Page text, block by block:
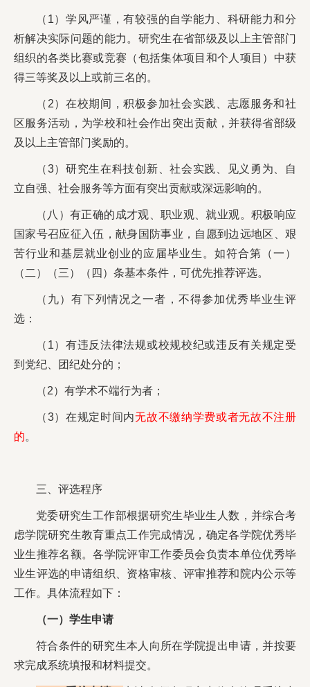
（1）学风严谨，有较强的自学能力、科研能力和分
析解决实际问题的能力。研究生在省部级及以上主管部门
组织的各类比赛或竞赛（包括集体项目和个人项目）中获
得三等奖及以上或前三名的。
（2）在校期间，积极参加社会实践、志愿服务和社
区服务活动，为学校和社会作出突出贡献，并获得省部级
及以上主管部门奖励的。
（3）研究生在科技创新、社会实践、见义勇为、自
立自强、社会服务等方面有突出贡献或深远影响的。
（八）有正确的成才观、职业观、就业观。积极响应
国家号召应征入伍，献身国防事业，自愿到边远地区、艰
苦行业和基层就业创业的应届毕业生。如符合第（一）
（二）（三）（四）条基本条件，可优先推荐评选。
（九）有下列情况之一者，不得参加优秀毕业生评
选：
（1）有违反法律法规或校规校纪或违反有关规定受
到党纪、团纪处分的；
（2）有学术不端行为者；
（3）在规定时间内无故不缴纳学费或者无故不注册
的。
三、评选程序
党委研究生工作部根据研究生毕业生人数，并综合考
虑学院研究生教育重点工作完成情况，确定各学院优秀毕
业生推荐名额。各学院评审工作委员会负责本单位优秀毕
业生评选的申请组织、资格审核、评审推荐和院内公示等
工作。具体流程如下：
（一）学生申请
符合条件的研究生本人向所在学院提出申请，并按要
求完成系统填报和材料提交。